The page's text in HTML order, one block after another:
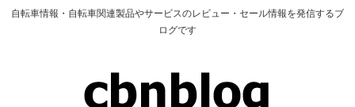
自転車情報・自転車関連製品やサービスのレビュー・セール情報を発信するブ
ログです